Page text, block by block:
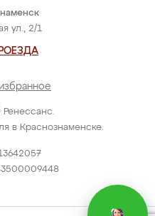
в Краснознаменске.
ул., 2/1